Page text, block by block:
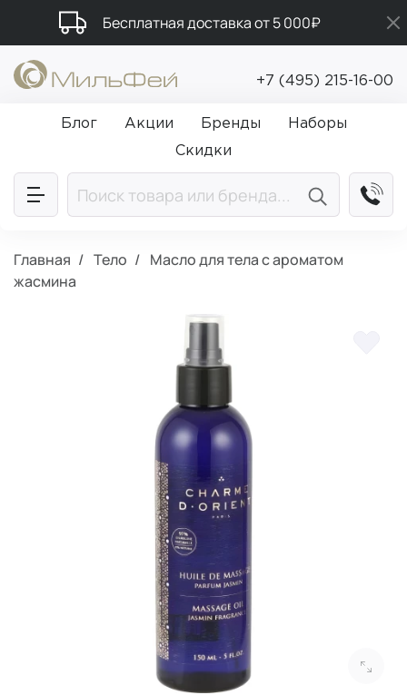
Бесплатная доставка от 5 000₽
Подарки в каждый заказ от 5 000₽
Промокод ПРИВЕТ
+7 (495) 215-16-00
Блог Акции Бренды
Наборы
Скидки
Главная Тело
Масло для тела с ароматом
жасмина